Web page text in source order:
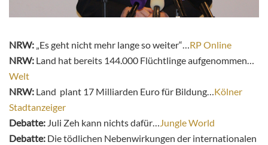
NRW: „Es geht nicht mehr lange so weiter“…RP Online
NRW: Land hat bereits 144.000 Flüchtlinge aufgenommen…
Welt
NRW: Land plant 17 Milliarden Euro für Bildung…Kölner
Stadtanzeiger
Debatte: Juli Zeh kann nichts dafür…Jungle World
Debatte: Die tödlichen Nebenwirkungen der internationalen